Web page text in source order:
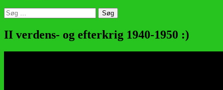
Søg
efter:
II verdens- og efterkrig 1940-1950 :)